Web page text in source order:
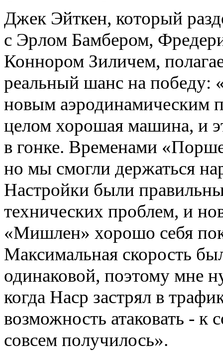
Джек Эйткен, который
с Эрлом Бамбером,
Коннором Зиличем,
реальный шанс на победу:
новым аэродинамическим
целом хорошая машина, и
в гонке. Временами
но мы смогли держаться
Настройки были
технических проблем, и
«Мишлен» хорошо себя
Максимальная скорость
одинаковой, поэтому мне
когда Наср застрял в
возможность атаковать - к
совсем получилось».